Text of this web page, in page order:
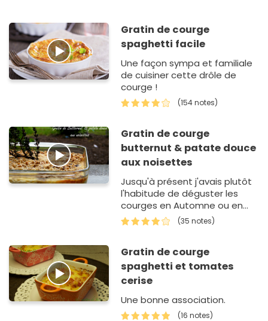
Gratin de courge
spaghetti facile
Une façon sympa et familiale
de cuisiner cette drôle de
courge !
(154 notes)
Gratin de courge
butternut & patate douce
aux noisettes
Jusqu'à présent j'avais plutôt
l'habitude de déguster les
courges en Automne ou en
Hiver sous forme de potage,
velouté etc ... , pour changer
(35 notes)
Gratin de courge
spaghetti et tomates
cerise
Une bonne association.
(16 notes)